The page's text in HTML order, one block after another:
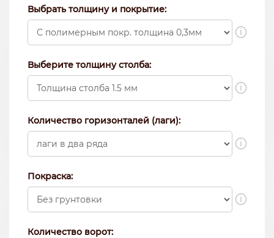
Выбрать толщину и покрытие:
i
Выберите толщину столба:
i
Количество горизонталей (лаги):
i
Покраска:
i
Количество ворот: